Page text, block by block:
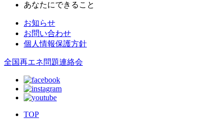
あなたにできること
お知らせ
お問い合わせ
個人情報保護方針
全国再エネ問題連絡会
TOP